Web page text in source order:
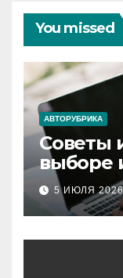
You missed
АВТОРУБРИКА
Советы
выборе
5 ИЮЛЯ